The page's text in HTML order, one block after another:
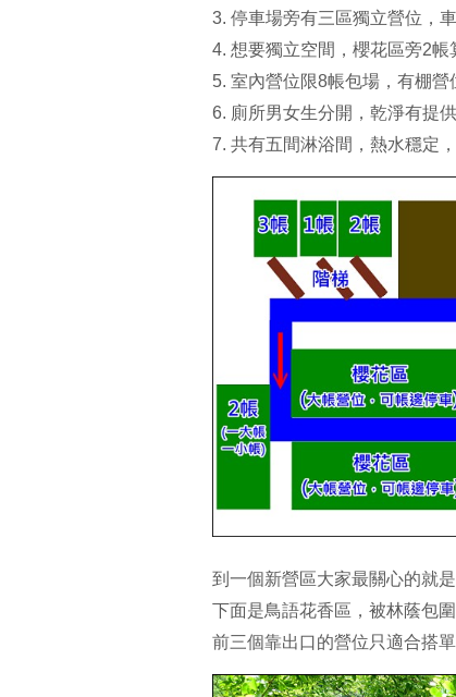
3. 停車場旁有三區獨立營位，
4. 想要獨立空間，櫻花區旁2
5. 室內營位限8帳包場，有棚營
6. 廁所男女生分開，乾淨有提
7. 共有五間淋浴間，熱水穩定
到一個新營區大家最關心的就
下面是鳥語花香區，被林蔭包圍
前三個靠出口的營位只適合搭